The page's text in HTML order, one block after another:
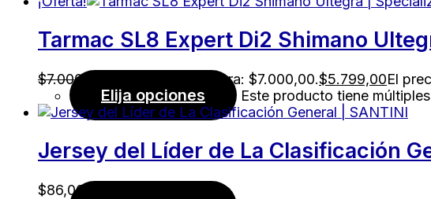
Tarmac SL8 Expert Di2 Shimano
$7.000,00 El precio original era: $7.000,00.$5.799,00El
Elija opciones Este producto tiene
Jersey del Líder de La Clasificación
$86,00